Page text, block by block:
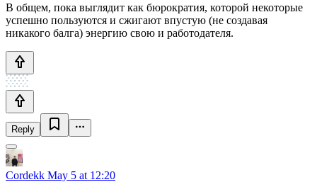
В общем, пока выглядит как бюрократия, которой некоторые
успешно пользуются и сжигают впустую (не создавая
никакого балга) энергию свою и работодателя.
Reply
Cordekk May 5 at 12:20